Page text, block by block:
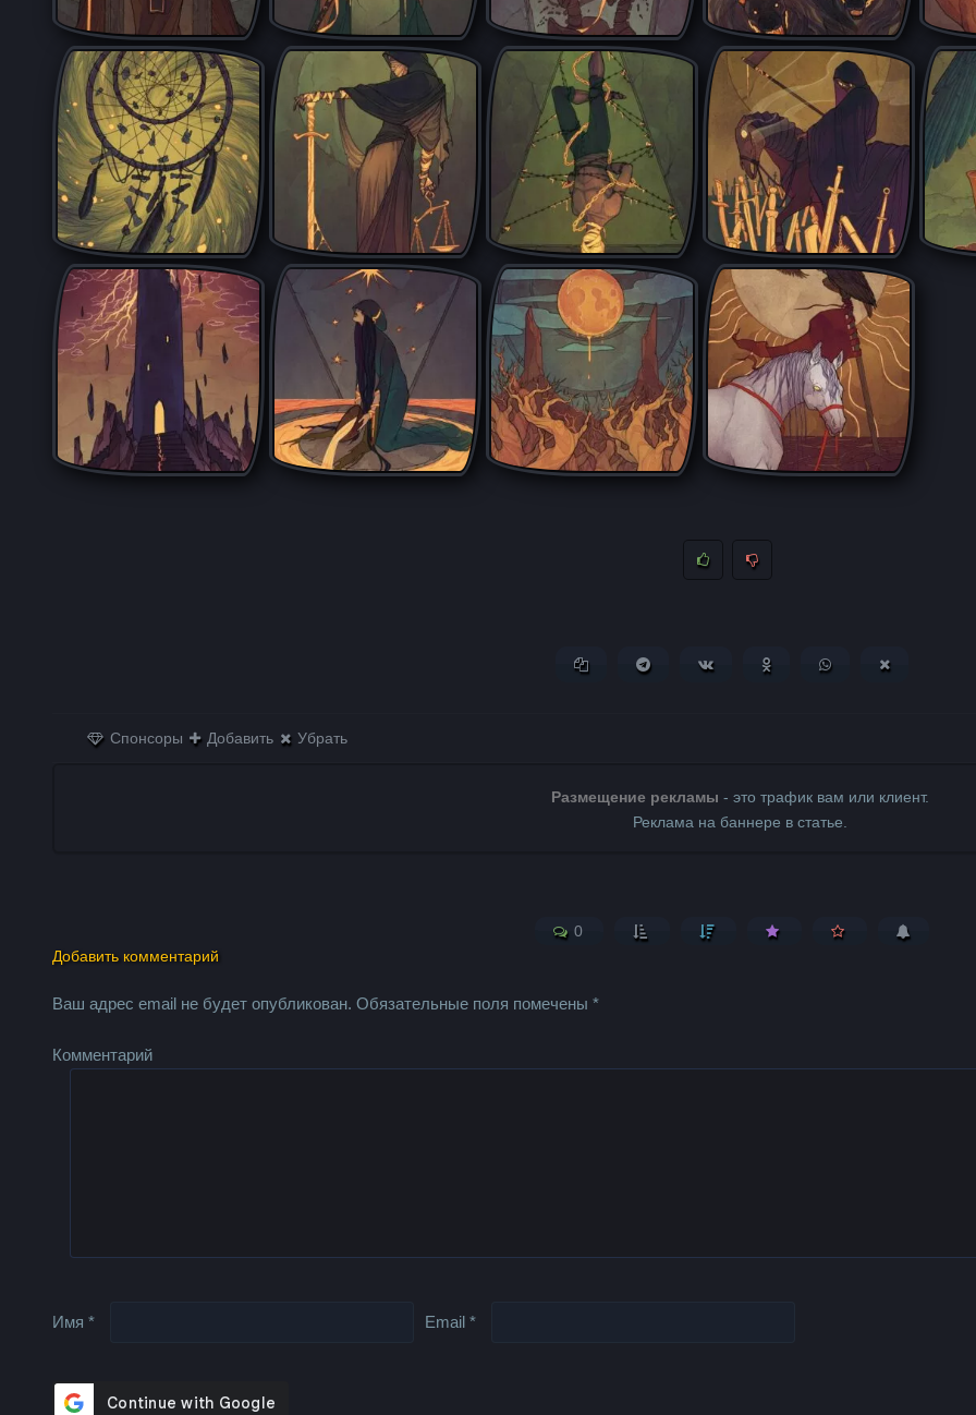
Копировать ссылкуПоделиться в Telegram
Поделиться ВКонтакте
Поделиться вПоделиться в
Спонсоры Добавить Убрать
Размещение рекламы - это трафик вам или клиент.
Реклама на баннере в статье.
0
Добавить комментарий
Ваш адрес email не будет опубликован. Обязательные поля помечены*
Комментарий
Имя* Email*